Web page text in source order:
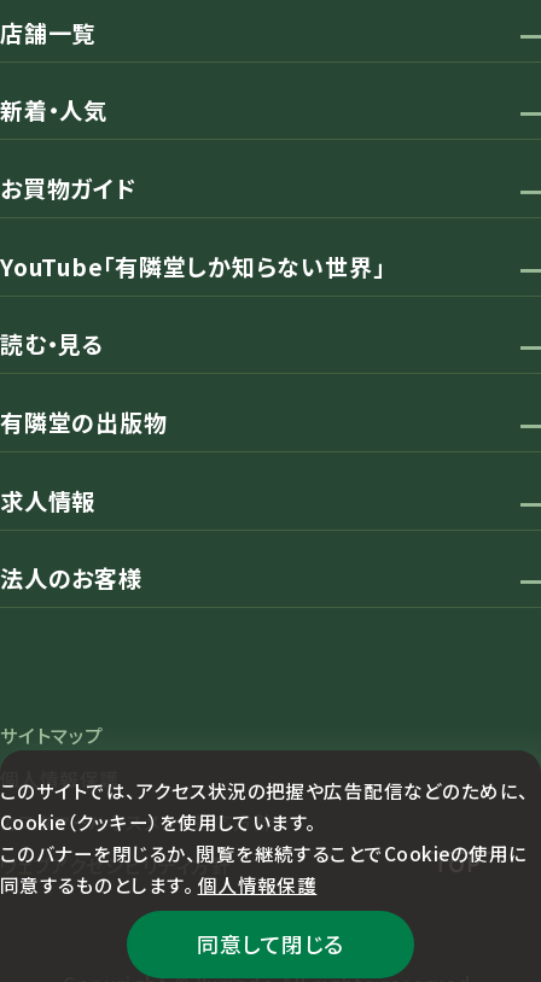
このサイトでは、アクセス状況の把握や広告配信などのために、
Cookie（クッキー）を使用しています。
このバナーを閉じるか、閲覧を継続することでCookieの使用に
同意するものとします。 個人情報保護
同意して閉じる
店舗一覧
新着・人気
お買物ガイド
YouTube「有隣堂しか知らない世界」
読む・見る
有隣堂の出版物
求人情報
法人のお客様
サイトマップ
個人情報保護
カスタマーハラスメント対応方針
ウェブアクセシビリティ方針
TOP